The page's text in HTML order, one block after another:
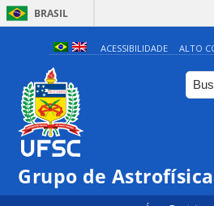
BRASIL
ACESSIBILIDADE ALTO
Grupo de Astrofísica
0:00